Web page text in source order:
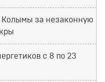
за незаконную
с 8 по 23